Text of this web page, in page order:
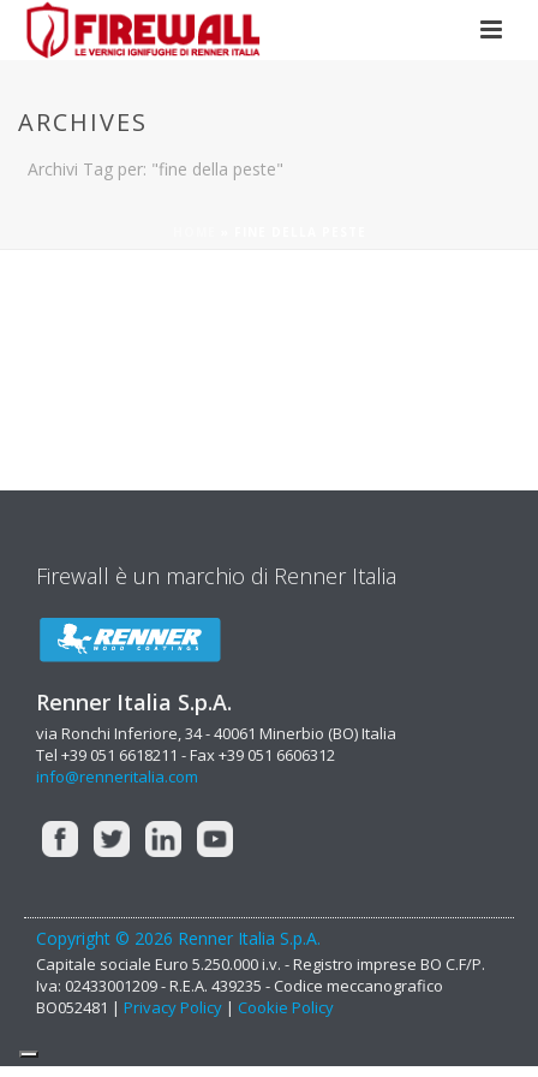
ARCHIVES
Archivi Tag per: "fine della peste"
Firewall è un marchio di Renner Italia
Renner Italia S.p.A.
via Ronchi Inferiore, 34 - 40061 Minerbio (BO) Italia
Tel +39 051 6618211 - Fax +39 051 6606312
info@renneritalia.com
Copyright © 2026 Renner Italia S.p.A.
Capitale sociale Euro 5.250.000 i.v. - Registro imprese BO C.F/P.
Iva: 02433001209 - R.E.A. 439235 - Codice meccanografico
BO052481 | Privacy Policy | Cookie Policy